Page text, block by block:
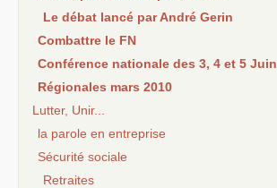
Le débat lancé par André Gerin
Combattre le FN
Conférence nationale des 3, 4 et 5 Juin
Régionales mars 2010
Lutter, Unir...
la parole en entreprise
Sécurité sociale
Retraites